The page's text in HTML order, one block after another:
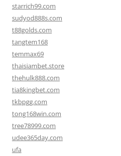
starrich99.com
sudyod888s.com
t88golds.com
tangtem168
temmax69
thaisiambet.store
thehulk888.com
tia8kingbet.com
tkbpgg.com
tong168win.com
tree78999.com
udee365day.com
ufa